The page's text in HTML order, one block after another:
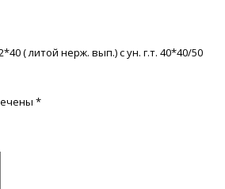
( литой нерж. вып.) с ун. г.т. 40*40/50
*